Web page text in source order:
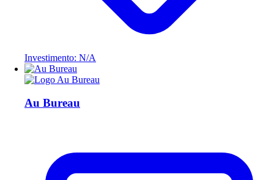
Investimento: N/A
Au Bureau